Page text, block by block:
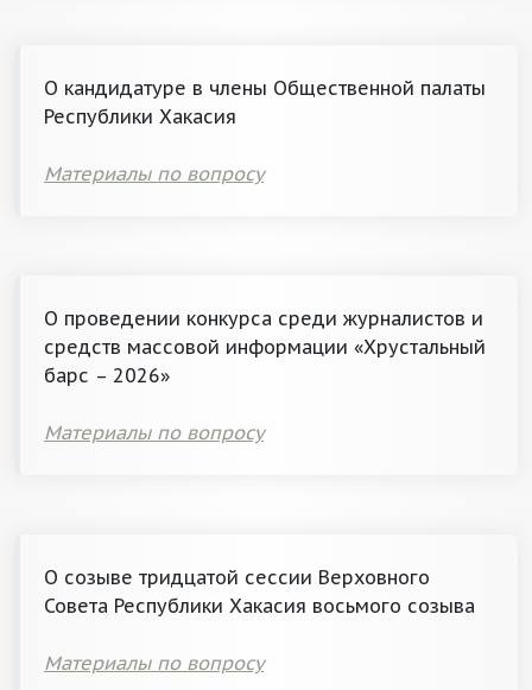
О кандидатуре в члены Общественной палаты
Республики Хакасия
Материалы по вопросу
О проведении конкурса среди журналистов и
средств массовой информации «Хрустальный
барс – 2026»
Материалы по вопросу
О созыве тридцатой сессии Верховного
Совета Республики Хакасия восьмого созыва
Материалы по вопросу